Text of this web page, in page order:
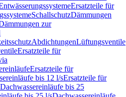
Ersatzteile für
SchallschutzDämmungen
zur
AbdichtungenLüftungsventile
Ersatzteile für
Ersatzteile für
bis 12 l/sErsatzteile für
Dachwassereinläufe bis 25